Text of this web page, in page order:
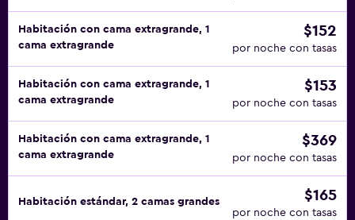
Habitación con cama extragrande, 1
cama extragrande
$152
por noche con tasas
Habitación con cama extragrande, 1
cama extragrande
$153
por noche con tasas
Habitación con cama extragrande, 1
cama extragrande
$369
por noche con tasas
Habitación estándar, 2 camas grandes $165
por noche con tasas